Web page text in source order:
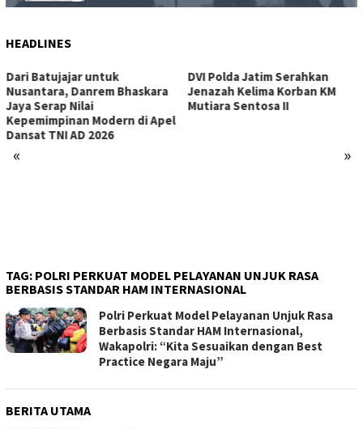
HEADLINES
« »
Dari Batujajar untuk
Nusantara, Danrem Bhaskara
Jaya Serap Nilai
Kepemimpinan Modern di Apel
Dansat TNI AD 2026
DVI Polda Jatim Serahkan
Jenazah Kelima Korban KM
Mutiara Sentosa II
TAG: POLRI PERKUAT MODEL PELAYANAN UNJUK RASA
BERBASIS STANDAR HAM INTERNASIONAL
Polri Perkuat Model Pelayanan Unjuk Rasa
Berbasis Standar HAM Internasional,
Wakapolri: “Kita Sesuaikan dengan Best
Practice Negara Maju”
BERITA UTAMA